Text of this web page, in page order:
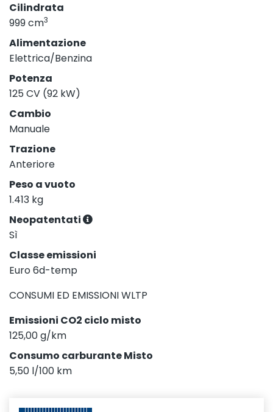
Cilindrata
999 cm3
Alimentazione
Elettrica/Benzina
Potenza
125 CV (92 kW)
Cambio
Manuale
Trazione
Anteriore
Peso a vuoto
1.413 kg
Neopatentati
Sì
Classe emissioni
Euro 6d-temp
CONSUMI ED EMISSIONI WLTP
Emissioni CO2 ciclo misto
125,00 g/km
Consumo carburante Misto
5,50 l/100 km